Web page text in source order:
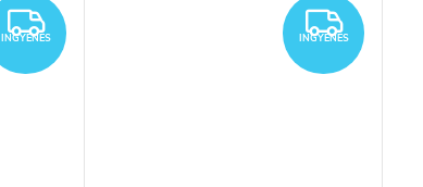
INGYENES
INGYENES INGYENES